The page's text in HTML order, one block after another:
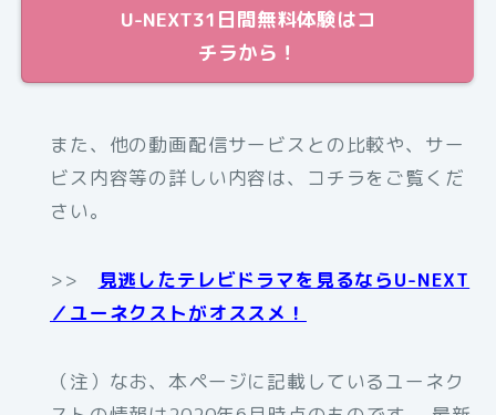
U-NEXT31日間無料体験はコ
チラから！
また、他の動画配信サービスとの比較や、サー
ビス内容等の詳しい内容は、コチラをご覧くだ
さい。
>>
見逃したテレビドラマを見るならU-NEXT
／ユーネクストがオススメ！
（注）なお、本ページに記載しているユーネク